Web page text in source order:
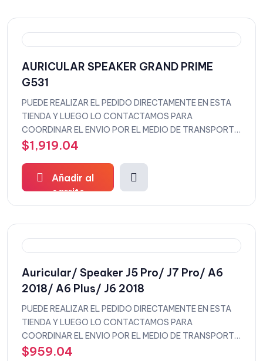
AURICULAR SPEAKER GRAND PRIME
G531
PUEDE REALIZAR EL PEDIDO DIRECTAMENTE EN ESTA
TIENDA Y LUEGO LO CONTACTAMOS PARA
COORDINAR EL ENVIO POR EL MEDIO DE TRANSPORTE
QUE DESEEE
$1,919.04
Añadir al
carrito
Auricular/ Speaker J5 Pro/ J7 Pro/ A6
2018/ A6 Plus/ J6 2018
PUEDE REALIZAR EL PEDIDO DIRECTAMENTE EN ESTA
TIENDA Y LUEGO LO CONTACTAMOS PARA
COORDINAR EL ENVIO POR EL MEDIO DE TRANSPORTE
QUE DESEEE
$959.04